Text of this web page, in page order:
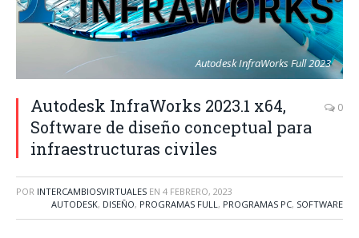
Autodesk InfraWorks Full 2023
Autodesk InfraWorks 2023.1 x64,
Software de diseño conceptual para
infraestructuras civiles
0
POR INTERCAMBIOSVIRTUALES EN 4 FEBRERO, 2023
AUTODESK, DISEÑO, PROGRAMAS FULL, PROGRAMAS PC, SOFTWARE